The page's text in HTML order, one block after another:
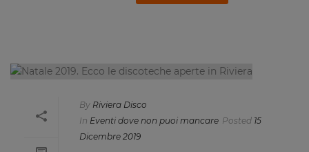
By Riviera Disco
In Eventi dove non puoi mancare Posted 15
Dicembre 2019